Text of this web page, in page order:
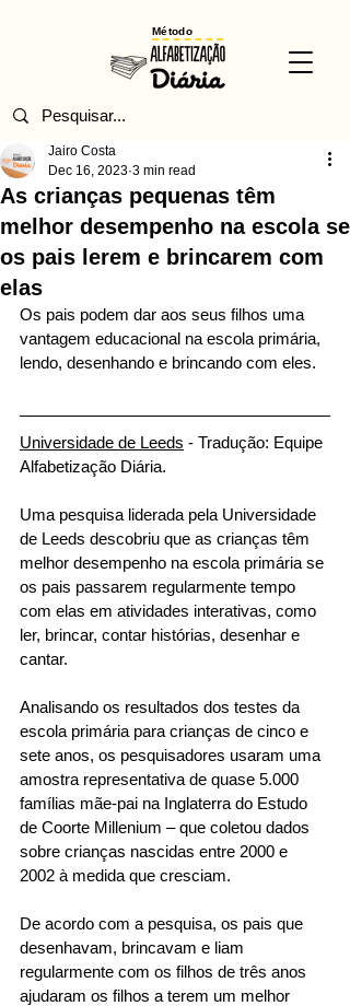
Método
As crianças pequenas têm
melhor desempenho na escola se
os pais lerem e brincarem com
elas
Jairo Costa
Dec 16, 2023 3 min read
Os pais podem dar aos seus filhos uma
vantagem educacional na escola primária,
lendo, desenhando e brincando com eles.
Universidade de Leeds - Tradução: Equipe
Alfabetização Diária.
Uma pesquisa liderada pela Universidade
de Leeds descobriu que as crianças têm
melhor desempenho na escola primária se
os pais passarem regularmente tempo
com elas em atividades interativas, como
ler, brincar, contar histórias, desenhar e
cantar.
Analisando os resultados dos testes da
escola primária para crianças de cinco e
sete anos, os pesquisadores usaram uma
amostra representativa de quase 5.000
famílias mãe-pai na Inglaterra do Estudo
de Coorte Millenium – que coletou dados
sobre crianças nascidas entre 2000 e
2002 à medida que cresciam.
De acordo com a pesquisa, os pais que
desenhavam, brincavam e liam
regularmente com os filhos de três anos
ajudaram os filhos a terem um melhor